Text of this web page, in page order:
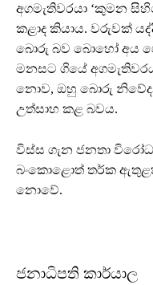
අගමැතිවරයා ‘කුමන
කළාද කියාය. වරුවක්
බොරු බව බොහෝ අය
මනසට ගියේ
නොව, ඔහු බොරු
උත්සාහ කළ බවය.
විස්ස ගැන ජනතා
බංකොළොත් තර්ක
නොවේ.
ජනාධිපති කාර්යාල